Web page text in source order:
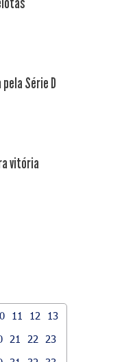
Série D
vitória
11 12
13
21 22
23